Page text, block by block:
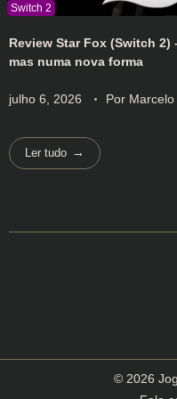
Review Star Fox (Switch
mas numa nova forma
julho 6, 2026 Por
Ler tudo
© 2026